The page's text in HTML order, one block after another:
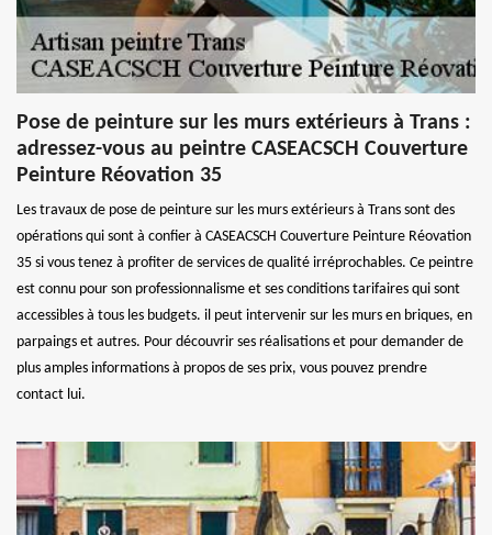
Pose de peinture sur les murs extérieurs à Trans :
adressez-vous au peintre CASEACSCH Couverture
Peinture Réovation 35
Les travaux de pose de peinture sur les murs extérieurs à Trans sont des
opérations qui sont à confier à CASEACSCH Couverture Peinture Réovation
35 si vous tenez à profiter de services de qualité irréprochables. Ce peintre
est connu pour son professionnalisme et ses conditions tarifaires qui sont
accessibles à tous les budgets. il peut intervenir sur les murs en briques, en
parpaings et autres. Pour découvrir ses réalisations et pour demander de
plus amples informations à propos de ses prix, vous pouvez prendre
contact lui.